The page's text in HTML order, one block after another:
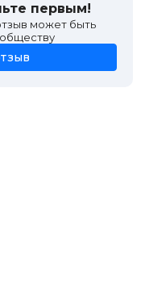
первым!
может быть